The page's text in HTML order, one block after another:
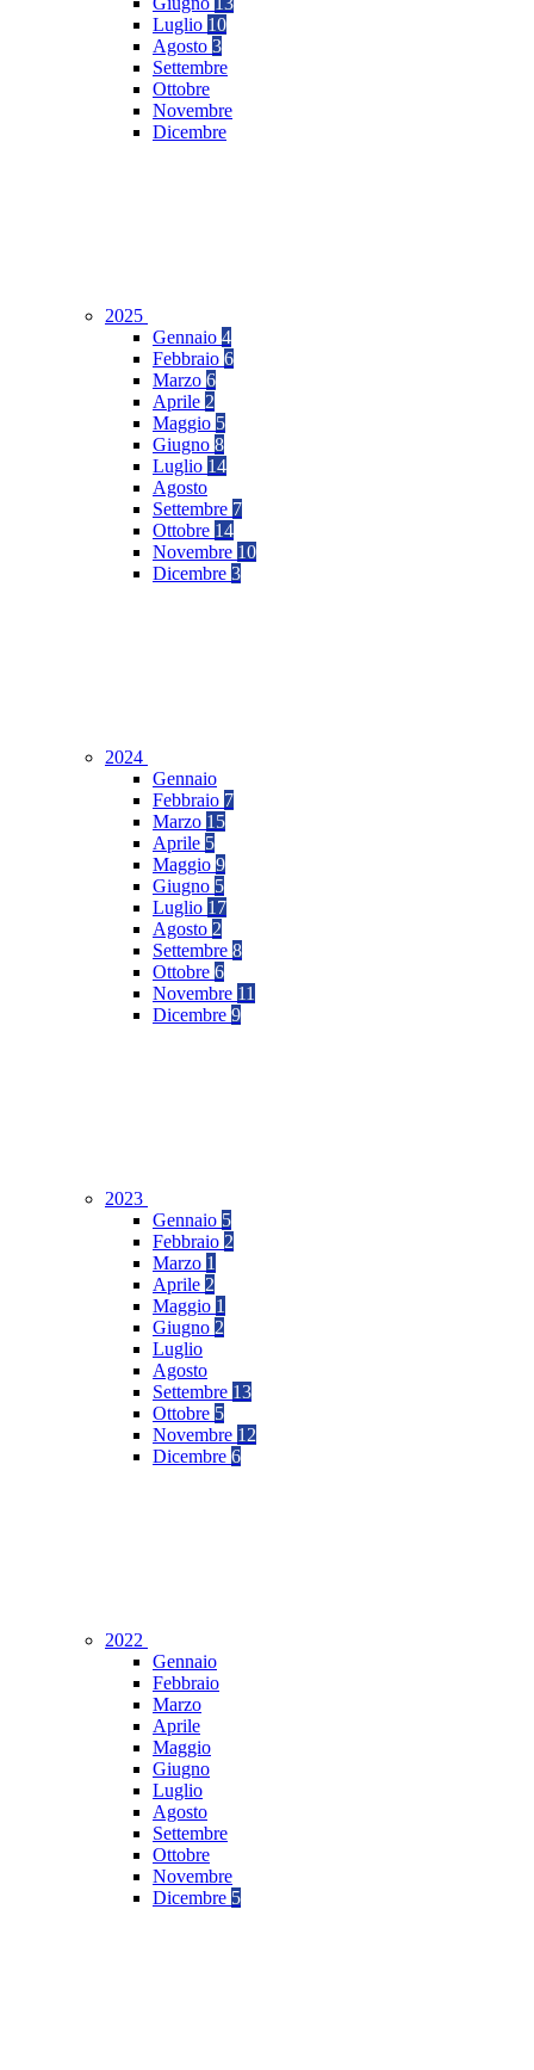
Luglio 10
Agosto 3
Settembre
Ottobre
Novembre
Dicembre
2025
Gennaio 4
Febbraio 6
Marzo 6
Aprile 2
Maggio 5
Giugno 8
Luglio 14
Agosto
Settembre 7
Ottobre 14
Novembre 10
Dicembre 3
2024
Gennaio
Febbraio 7
Marzo 15
Aprile 5
Maggio 9
Giugno 5
Luglio 17
Agosto 2
Settembre 8
Ottobre 6
Novembre 11
Dicembre 9
2023
Gennaio 5
Febbraio 2
Marzo 1
Aprile 2
Maggio 1
Giugno 2
Luglio
Agosto
Settembre 13
Ottobre 5
Novembre 12
Dicembre 6
2022
Gennaio
Febbraio
Marzo
Aprile
Maggio
Giugno
Luglio
Agosto
Settembre
Ottobre
Novembre
Dicembre 5